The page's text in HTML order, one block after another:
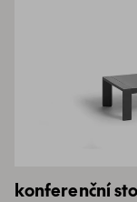
konferenční